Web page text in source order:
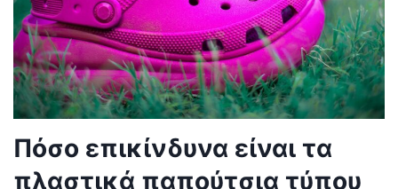
Πόσο επικίνδυνα είναι τα
πλαστικά παπούτσια τύπου